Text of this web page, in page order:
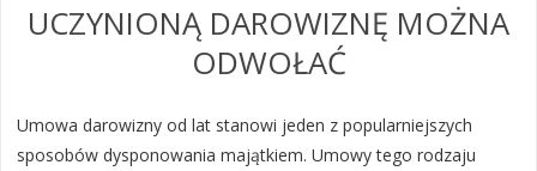
UCZYNIONĄ DAROWIZNĘ MOŻNA
ODWOŁAĆ
Umowa darowizny od lat stanowi jeden z popularniejszych
sposobów dysponowania majątkiem. Umowy tego rodzaju